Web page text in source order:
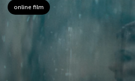
online film